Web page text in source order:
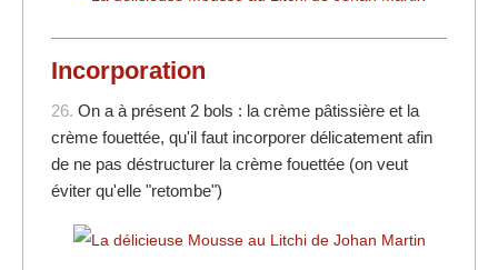
Incorporation
26. On a à présent 2 bols : la crème pâtissière et la
crème fouettée, qu'il faut incorporer délicatement afin
de ne pas déstructurer la crème fouettée (on veut
éviter qu'elle "retombe")